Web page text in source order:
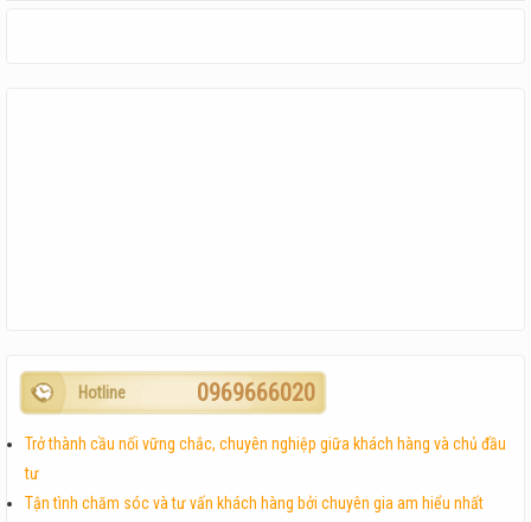
Hotline 0969666020
Trở thành cầu nối vững chắc, chuyên nghiệp giữa khách hàng và chủ đầu
tư
Tận tình chăm sóc và tư vấn khách hàng bởi chuyên gia am hiểu nhất